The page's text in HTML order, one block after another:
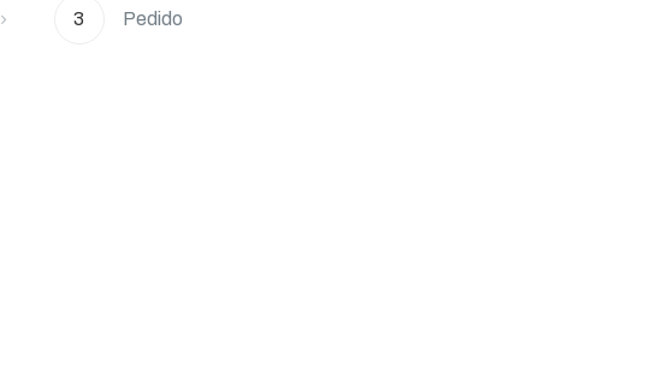
3 Pedido